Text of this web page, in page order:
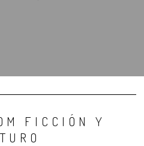
FICCIÓN Y